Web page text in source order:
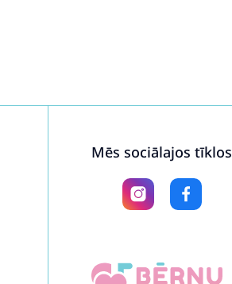
Mēs sociālajos tīklos